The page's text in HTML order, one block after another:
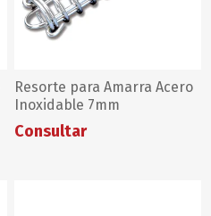
Resorte para Amarra Acero
Inoxidable 7mm
Consultar